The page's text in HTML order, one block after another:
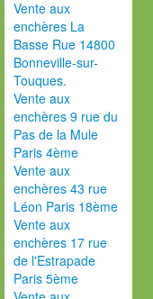
Vente aux
enchères La
Basse Rue 14800
Bonneville-sur-
Touques.
Vente aux
enchères 9 rue du
Pas de la Mule
Paris 4ème
Vente aux
enchères 43 rue
Léon Paris 18ème
Vente aux
enchères 17 rue
de l'Estrapade
Paris 5ème